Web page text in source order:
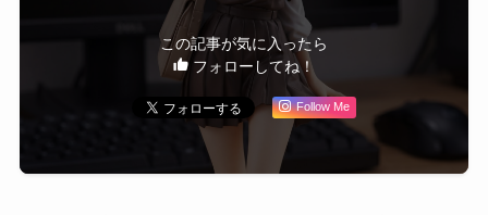
この記事が気に入ったら
フォローしてね！
Follow Me